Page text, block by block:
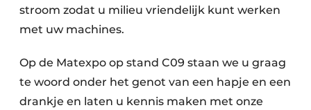
stroom zodat u milieu vriendelijk kunt werken
met uw machines.
Op de Matexpo op stand C09 staan we u graag
te woord onder het genot van een hapje en een
drankje en laten u kennis maken met onze